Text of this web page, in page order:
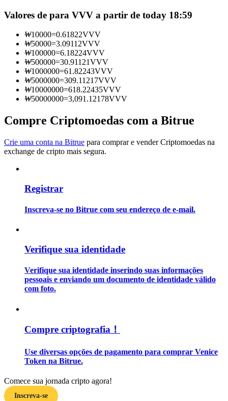
Informação
Análise de big data, incluindo informações comerciais, etc.
Guia
Guia para iniciantes em futuros
Aprenda como se manter lucrativo
Valores de para VVV a partir de today 18:59
₩10000=0.61822VVV
₩50000=3.09112VVV
₩100000=6.18224VVV
₩500000=30.91121VVV
₩1000000=61.82243VVV
₩5000000=309.11217VVV
₩10000000=618.22435VVV
₩50000000=3,091.12178VVV
Compre Criptomoedas com a Bitrue
Crie uma conta na Bitrue para comprar e vender Criptomoedas na
exchange de cripto mais segura.
Registrar
Inscreva-se no Bitrue com seu endereço de e-mail.
Verifique sua identidade
Verifique sua identidade inserindo suas informações
pessoais e enviando um documento de identidade válido
com foto.
Compre criptografia！
Use diversas opções de pagamento para comprar Venice
Token na Bitrue.
Comece sua jornada cripto agora!
Inscreva-se